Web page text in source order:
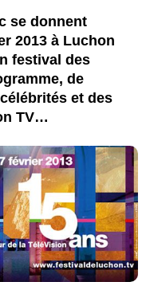
se donnent
2013 à Luchon
festival des
de
et des
TV…